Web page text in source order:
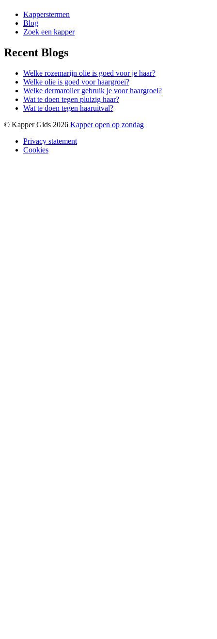
Kapperstermen
Blog
Zoek een kapper
Recent Blogs
Welke rozemarijn olie is goed voor je haar?
Welke olie is goed voor haargroei?
Welke dermaroller gebruik je voor haargroei?
Wat te doen tegen pluizig haar?
Wat te doen tegen haaruitval?
© Kapper Gids 2026 Kapper open op zondag
Privacy statement
Cookies